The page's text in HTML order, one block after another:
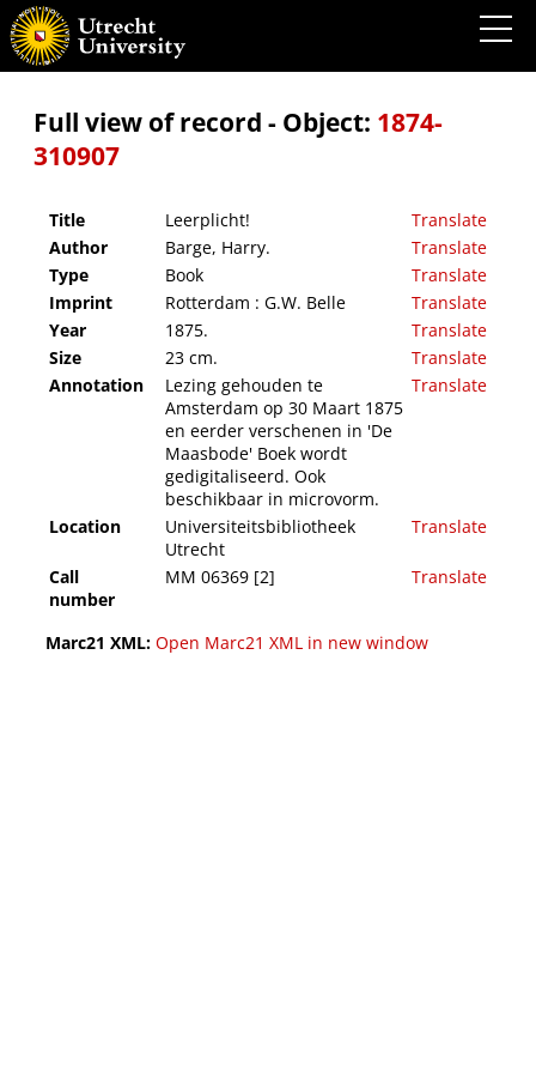
Leerplicht!
Full view of record - Object: 1874-
310907
Title Leerplicht!
Translate
Author
Barge, Harry.
Translate
Type
Book
Translate
Imprint
Rotterdam : G.W. Belle
Translate
Year
1875.
Translate
Size
23 cm.
Translate
Annotation
Lezing gehouden te
Amsterdam op 30 Maart 1875
en eerder verschenen in 'De
Maasbode' Boek wordt
gedigitaliseerd. Ook
beschikbaar in microvorm.
Translate
Location
Universiteitsbibliotheek
Utrecht
Translate
Call
number
MM 06369 [2] Translate
Marc21 XML: Open Marc21 XML in new window